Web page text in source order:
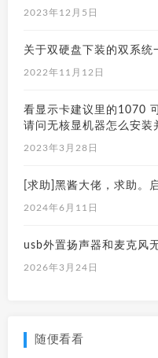
2023年12月5日
关于双硬盘下装的双系统
2022年11月12日
看显示卡建议里的1070
请问无核显机器怎么安装
2023年3月28日
[求助]黑酱大佬，求助。
2024年6月11日
usb外置扬声器和麦克风
2026年3月24日
随便看看